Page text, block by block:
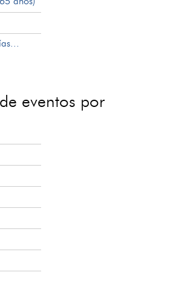
eventos por